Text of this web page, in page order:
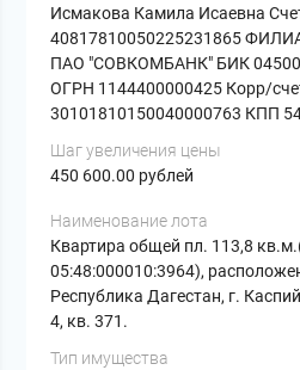
Исмакова Камила Исаевна
40817810050225231865
ПАО "СОВКОМБАНК" БИК
ОГРН 1144400000425 Корр/
30101810150040000763 КПП
Шаг увеличения цены
450 600.00 рублей
Наименование лота
Квартира общей пл. 113,8
05:48:000010:3964),
Республика Дагестан, г.
4, кв. 371.
Тип имущества